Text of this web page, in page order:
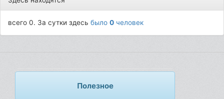
всего 0. За сутки здесьбыло0 человек
Полезное